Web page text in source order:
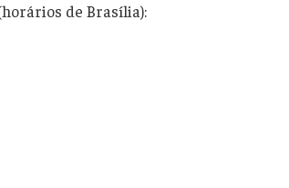
de Brasília):